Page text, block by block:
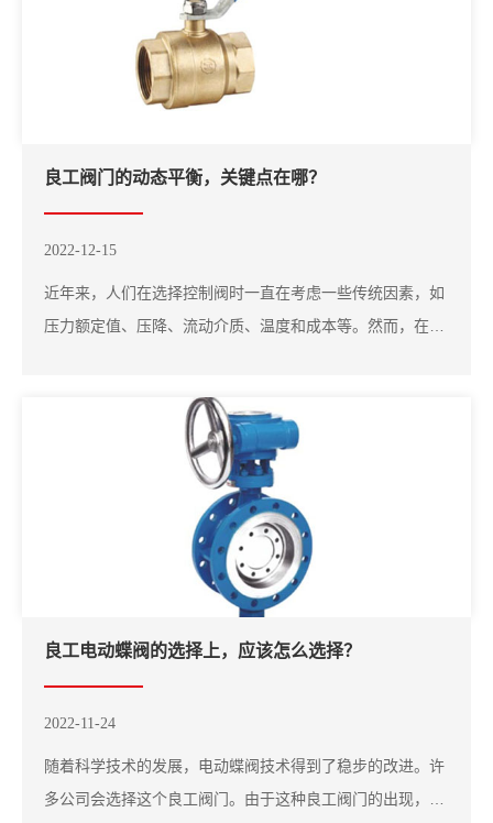
良工阀门的动态平衡，关键点在哪？
2022-12-15
近年来，人们在选择控制阀时一直在考虑一些传统因素，如
压力额定值、压降、流动介质、温度和成本等。然而，在过
大削弱了许多传统因素在选择阀门时必须考虑的重要性。虽
然一些传统因素仍然很重要，但它们只关注良...
良工电动蝶阀的选择上，应该怎么选择？
2022-11-24
随着科学技术的发展，电动蝶阀技术得到了稳步的改进。许
多公司会选择这个良工阀门。由于这种良工阀门的出现，工